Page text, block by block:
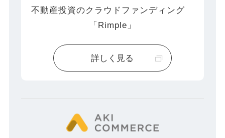
不動産投資のクラウドファンディング
「Rimple」
詳しく見る